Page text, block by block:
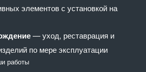
элементов с установкой на
— уход, реставрация и
по мере эксплуатации
работы